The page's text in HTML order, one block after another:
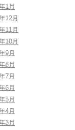
1月
12月
11月
10月
9月
8月
7月
6月
5月
4月
3月